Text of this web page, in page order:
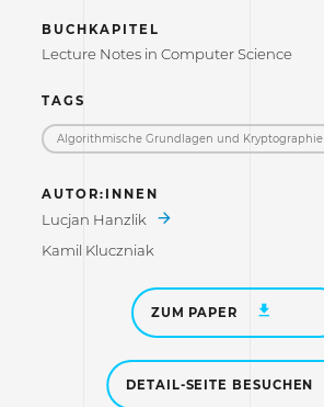
BUCHKAPITEL
Lecture Notes in Computer Science
TAGS
Algorithmische Grundlagen und Kryptographie
AUTOR:INNEN
Lucjan Hanzlik
Kamil Kluczniak
ZUM PAPER
DETAIL-SEITE BESUCHEN